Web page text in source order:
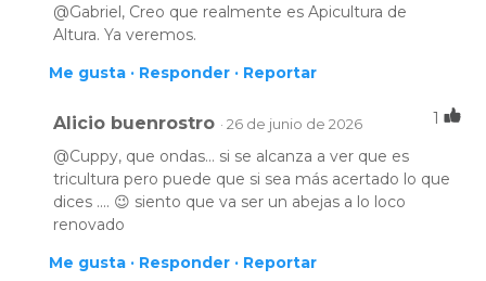
@Gabriel, Creo que realmente es Apicultura de
Altura. Ya veremos.
Me gusta · Responder · Reportar
Alicio buenrostro · 26 de junio de 2026
@Cuppy, que ondas... si se alcanza a ver que es
tricultura pero puede que si sea más acertado lo que
dices .... 😉 siento que va ser un abejas a lo loco
renovado
Me gusta · Responder · Reportar
1